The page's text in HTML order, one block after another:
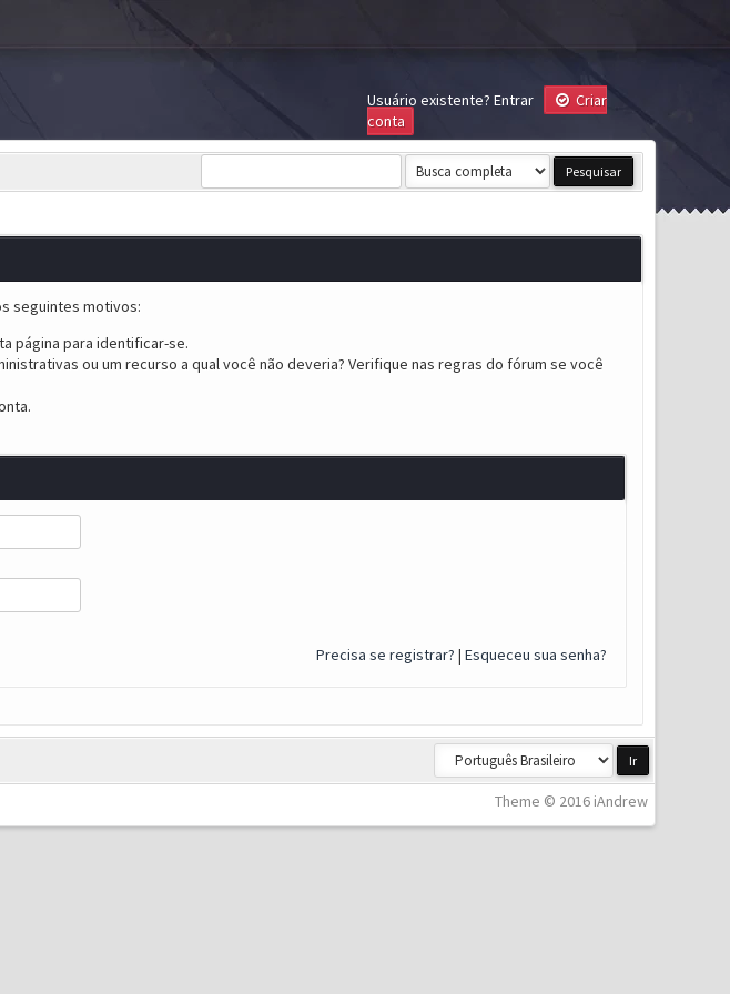
Usuário existente? Entrar
Criar
conta
seguintes motivos:
página para identificar-se.
ou um recurso a qual você não deveria? Verifique nas regras do fórum se você
Precisa se registrar? | Esqueceu sua senha?
Theme © 2016 iAndrew